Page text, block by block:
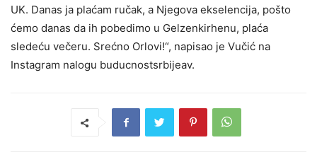
UK. Danas ja plaćam ručak, a Njegova ekselencija, pošto
ćemo danas da ih pobedimo u Gelzenkirhenu, plaća
sledeću večeru. Srećno Orlovi!“, napisao je Vučić na
Instagram nalogu buducnostsrbijeav.